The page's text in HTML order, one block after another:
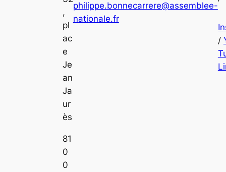
,
pl
ac
e
Je
an
Ja
ur
ès
81
0
0
philippe.bonnecarrere@assemblee-
nationale.fr
/